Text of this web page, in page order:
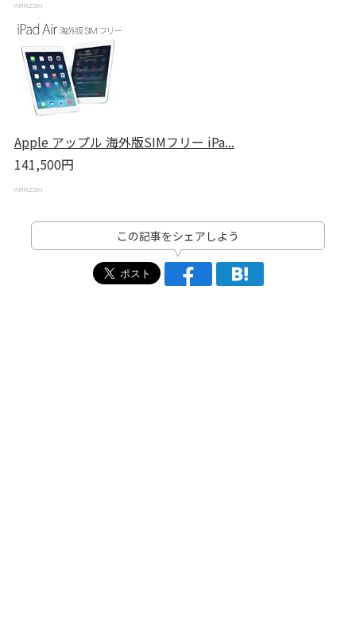
Apple アップル 海外版SIMフリー iPa...
141,500円
この記事をシェアしよう